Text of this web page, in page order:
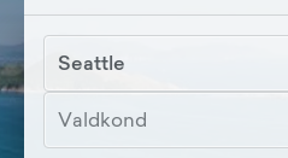
Seattle
Valdkond